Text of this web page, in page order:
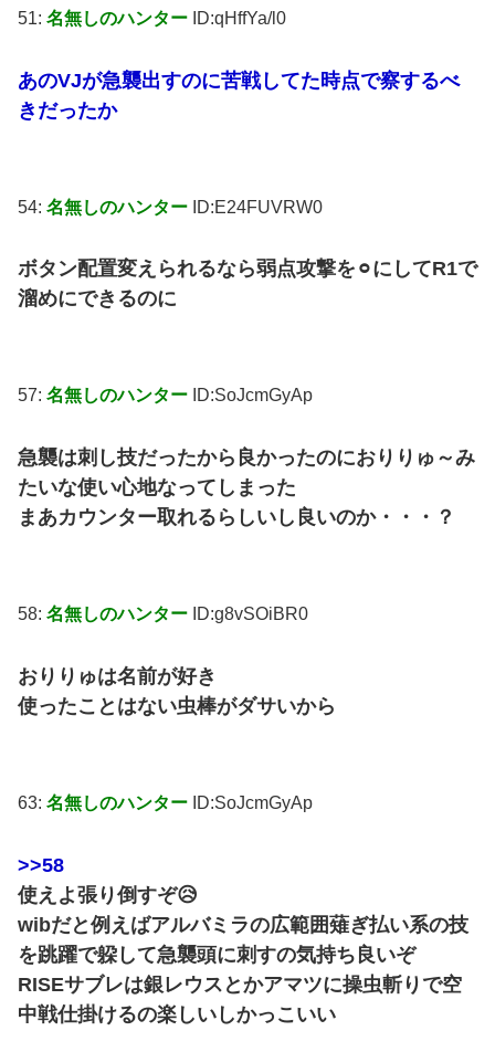
51: 名無しのハンター ID:qHffYa/l0
あのVJが急襲出すのに苦戦してた時点で察するべ
きだったか
54: 名無しのハンター ID:E24FUVRW0
ボタン配置変えられるなら弱点攻撃を⚪︎にしてR1で
溜めにできるのに
57: 名無しのハンター ID:SoJcmGyAp
急襲は刺し技だったから良かったのにおりりゅ～み
たいな使い心地なってしまった
まあカウンター取れるらしいし良いのか・・・？
58: 名無しのハンター ID:g8vSOiBR0
おりりゅは名前が好き
使ったことはない虫棒がダサいから
63: 名無しのハンター ID:SoJcmGyAp
>>58
使えよ張り倒すぞ😥
wibだと例えばアルバミラの広範囲薙ぎ払い系の技
を跳躍で躱して急襲頭に刺すの気持ち良いぞ
RISEサブレは銀レウスとかアマツに操虫斬りで空
中戦仕掛けるの楽しいしかっこいい